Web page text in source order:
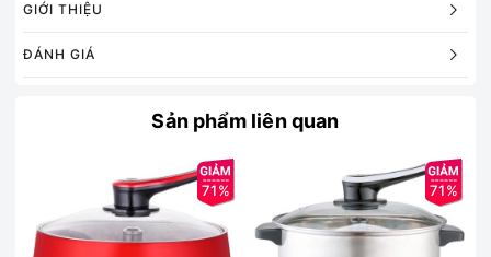
• Loại đặt trên bàn. Lò nấu 1 cái
• Những loại nồi sau đây có thể sử dụng như: Nồi thép và các
loại nồi có đáy phẳng có tráng lớp nhiễm từ
GIỚI THIỆU
ĐÁNH GIÁ
Sản phẩm liên quan
71% 71%